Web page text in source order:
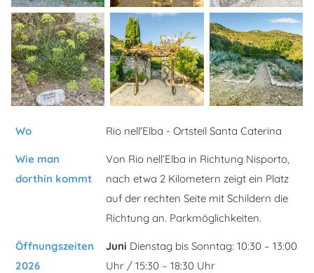
Wo Rio nell'Elba - Ortsteil Santa Caterina
Wie man
dorthin kommt
Von Rio nell’Elba in Richtung Nisporto,
nach etwa 2 Kilometern zeigt ein Platz
auf der rechten Seite mit Schildern die
Richtung an. Parkmöglichkeiten.
Öffnungszeiten
2026
Juni Dienstag bis Sonntag: 10:30 – 13:00
Uhr / 15:30 – 18:30 Uhr